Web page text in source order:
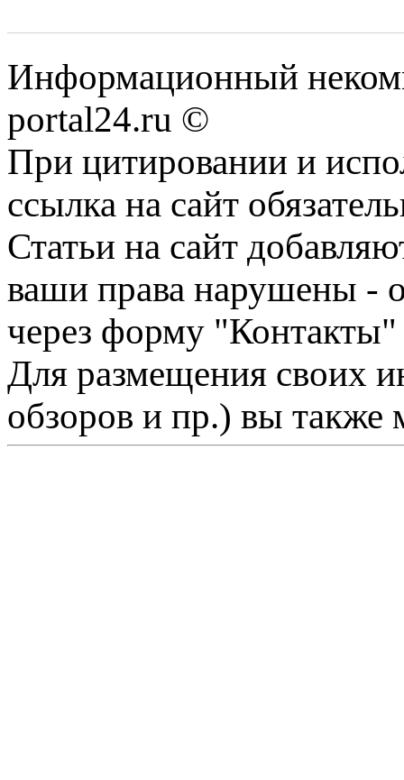
Информационный
portal24.ru ©
При цитировании и
ссылка на сайт
Статьи на сайт
ваши права нарушены -
через форму "Контакты"
Для размещения своих
обзоров и пр.) вы также